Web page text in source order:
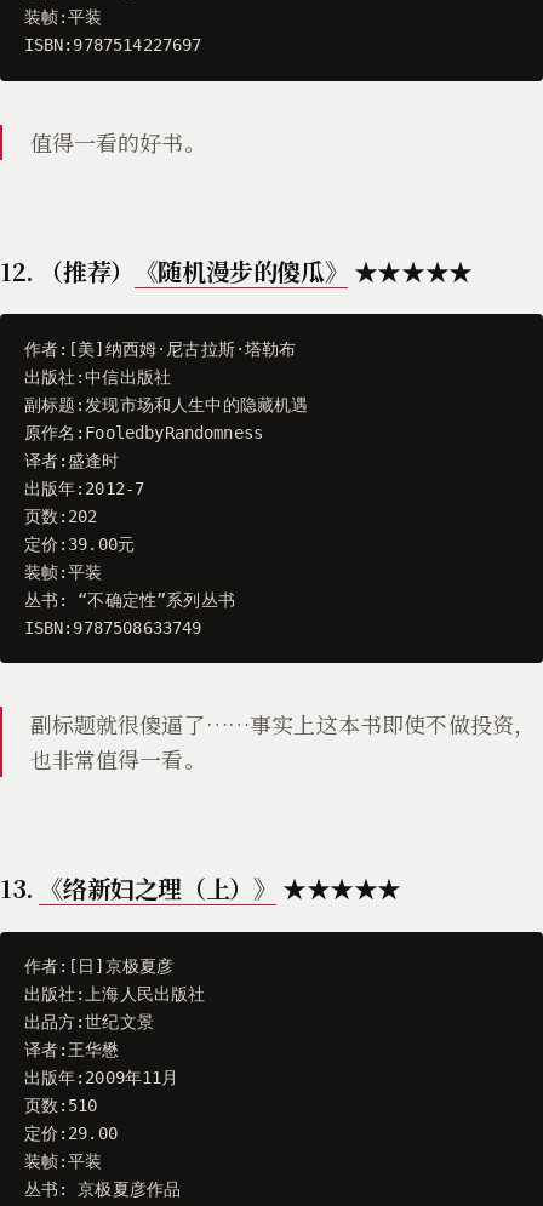
装帧:平装
ISBN: 9787514227697
值得一看的好书。
12. （推荐） 《随机漫步的傻瓜》 ★★★★★
作者:[美]纳西姆· 尼古拉斯·塔勒布
出版社 :中信出版社
副标题 : 发现市场和人生中的隐藏机遇
原作名 : FooledbyRandomness
译者:盛逢时
出版年: 2012-7
页数 : 202
定价 : 39.00元
装帧:平装
丛书 : “不确定性”系列丛书
ISBN: 9787508633749
副标题就很傻逼了……事实上这本书即使不做投资，
也非常值得一看。
13. 《络新妇之理（上）》 ★★★★★
作者:[ 日 ] 京极夏彦
出版社 :
上海人民出版社
出品方:世纪文景
译者: 王华懋
出版年: 2009年11月
页数 : 510
定价 : 29.00
装帧:平装
丛书 :
京极夏彦作品